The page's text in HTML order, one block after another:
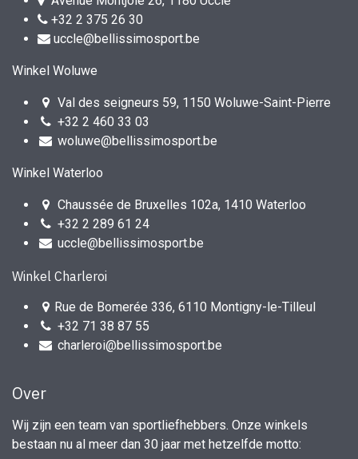
+32 2 375 26 30
uccle@bellissimosport.be
Winkel Woluwe
Val des seigneurs 59, 1150 Woluwe-Saint-Pierre
+32 2 460 33 03
woluwe@bellissimosport.be
Winkel Waterloo
Chaussée de Bruxelles 102a, 1410 Waterloo
+32 2 289 61 24
uccle@bellissimosport.be
Winkel Charleroi
Rue de Bomerée 336, 6110 Montigny-le-Tilleul
+32 71 38 87 55
charleroi@bellissimosport.be
Over
Wij zijn een team van sportliefhebbers. Onze winkels
bestaan nu al meer dan 30 jaar met hetzelfde motto: